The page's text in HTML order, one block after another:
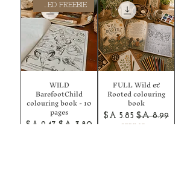
FULL Wild &
Rooted colouring
book
מחיר רגיל מחיר מבצע
FEATURED FREEBIE
WILD
BarefootChild
colouring book - 10
pages
מחיר רגיל מחיר מבצע